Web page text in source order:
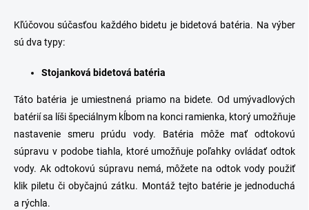
Kľúčovou súčasťou každého bidetu je bidetová batéria. Na výber
sú dva typy:
Stojanková bidetová batéria
Táto batéria je umiestnená priamo na bidete. Od umývadlových
batériísa líši špeciálnym kĺbom na konci ramienka, ktorý umožňuje
nastavenie smeru prúdu vody. Batéria môže mať odtokovú
súpravu v podobe tiahla, ktoré umožňuje poľahky ovládať odtok
vody. Ak odtokovú súpravu nemá, môžete na odtok vody použiť
klik piletu či obyčajnú zátku. Montáž tejto batérie je jednoduchá
a rýchla.